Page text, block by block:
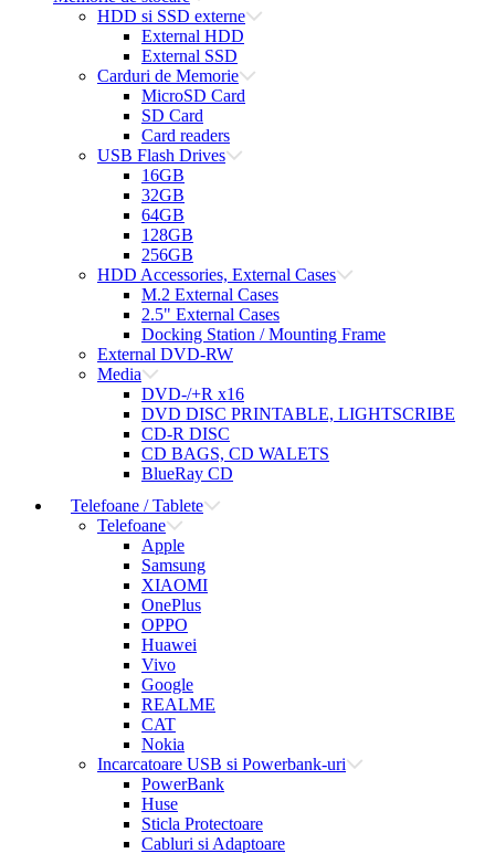
HDD si SSD externe
External HDD
External SSD
Carduri de Memorie
MicroSD Card
SD Card
Card readers
USB Flash Drives
16GB
32GB
64GB
128GB
256GB
HDD Accessories, External Cases
M.2 External Cases
2.5" External Cases
Docking Station / Mounting Frame
External DVD-RW
Media
DVD-/+R x16
DVD DISC PRINTABLE, LIGHTSCRIBE
CD-R DISC
CD BAGS, CD WALETS
BlueRay CD
Telefoane / Tablete
Telefoane
Apple
Samsung
XIAOMI
OnePlus
OPPO
Huawei
Vivo
Google
REALME
CAT
Nokia
Incarcatoare USB si Powerbank-uri
PowerBank
Huse
Sticla Protectoare
Cabluri si Adaptoare